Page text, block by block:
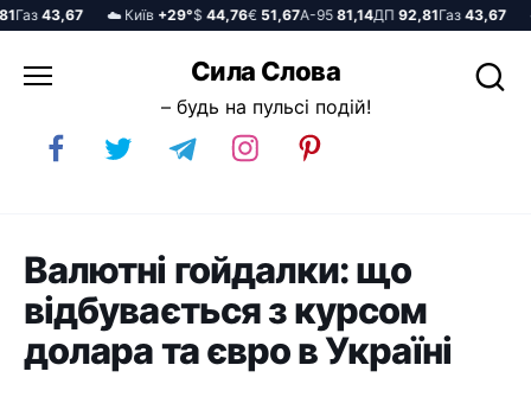
43,67 ☁️ Київ+29°$44,76€51,67А-9581,14ДП92,81Газ43,67 ☁️
до
Сила Слова
– будь на пульсі подій!
Валютні гойдалки: що
відбувається з курсом
долара та євро в Україні